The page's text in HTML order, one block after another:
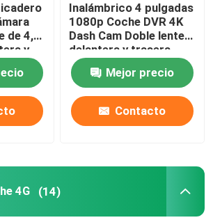
de 4,3
y
Inalámbrico 4 pulgadas
1080p Coche DVR 4K
Dash Cam Doble lente
delantera y trasera
Mejor precio
Contacto
4G (14)